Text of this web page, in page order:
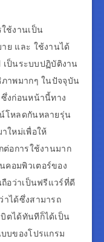
ช้งานเป็น
ย และ ใช้งานได้
เป็นระบบปฏิบัติงาน
าพมากๆ ในปัจจุบัน
งก่อนหน้านี้ทาง
โหลดกันหลายรุ่น
ใหม่เพื่อให้
อการใช้งานมาก
คอมพิวเตอร์ของ
อว่าเป็นฟรีแวร์ที่ดี
าได้ซึ่งสามารถ
ตได้ทันทีก็ได้เป็น
บของโปรแกรม